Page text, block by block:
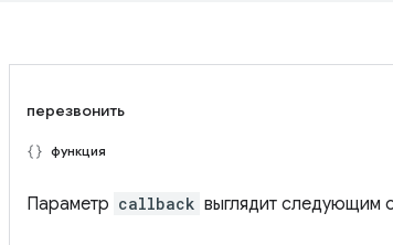
перезвонить
функция
Параметр callback выглядит следующим